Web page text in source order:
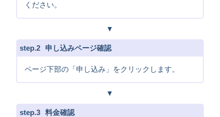
ください。
2 申し込みページ確認
ページ下部の「申し込み」をクリックします。
3 料金確認